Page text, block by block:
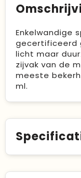
Enkelwandige
gecertificeerd
licht maar
zijvak van de
meeste
ml.